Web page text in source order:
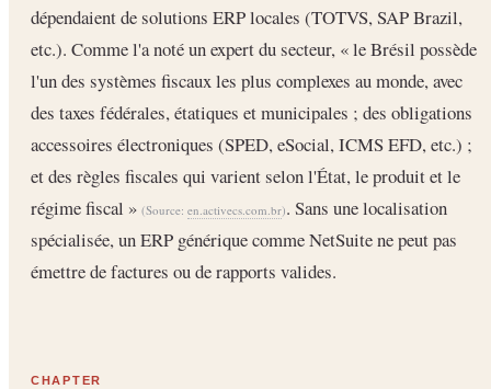
dépendaient de solutions ERP locales (TOTVS, SAP Brazil,
etc.). Comme l'a noté un expert du secteur, « le Brésil possède
l'un des systèmes fiscaux les plus complexes au monde, avec
des taxes fédérales, étatiques et municipales ; des obligations
accessoires électroniques (SPED, eSocial, ICMS EFD, etc.) ;
et des règles fiscales qui varient selon l'État, le produit et le
régime fiscal » (Source: en.activecs.com.br). Sans une localisation
spécialisée, un ERP générique comme NetSuite ne peut pas
émettre de factures ou de rapports valides.